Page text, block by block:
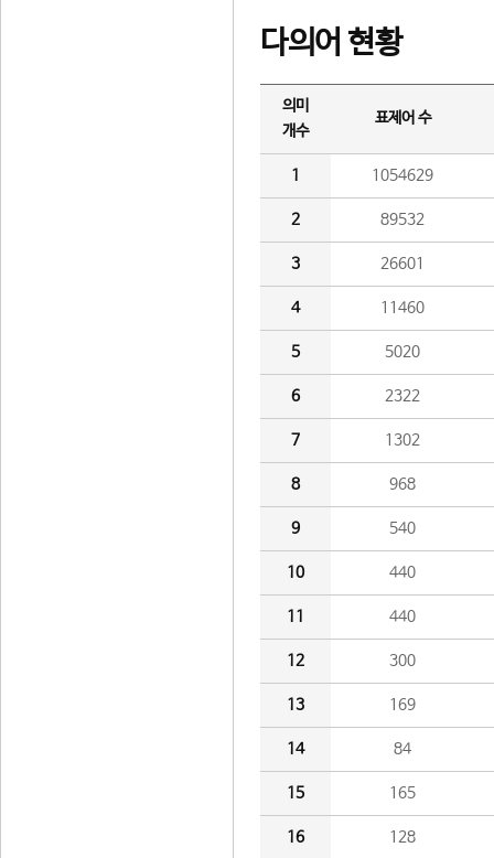
다의어 현황
의미
개수
표제어 수
1 1054629
2 89532
3 26601
4 11460
5 5020
6 2322
7 1302
8 968
9 540
10 440
11 440
12 300
13 169
14 84
15 165
16 128